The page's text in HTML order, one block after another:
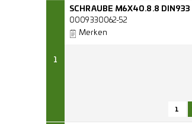
1
SCHRAUBE M6X40.8.8 DIN933
0009330062-52
Merken